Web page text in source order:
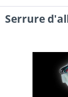
Serrure